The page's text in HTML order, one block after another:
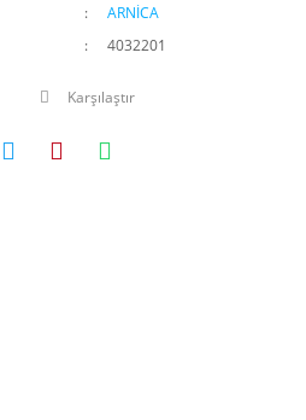
ARNİCA
4032201
Karşılaştır